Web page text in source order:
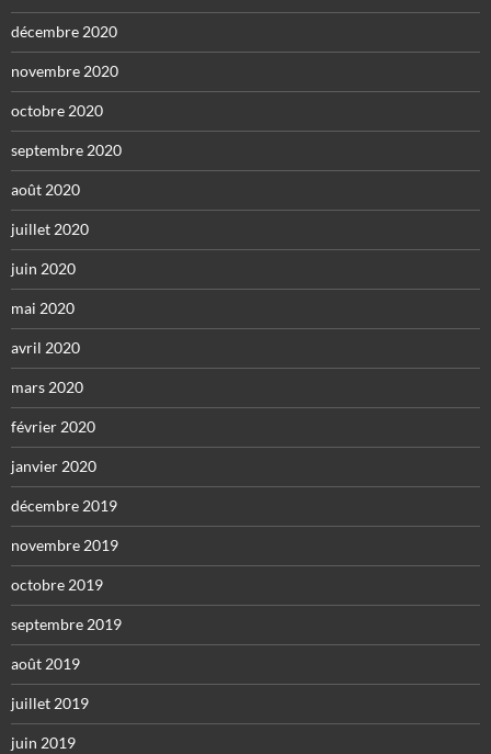
décembre 2020
novembre 2020
octobre 2020
septembre 2020
août 2020
juillet 2020
juin 2020
mai 2020
avril 2020
mars 2020
février 2020
janvier 2020
décembre 2019
novembre 2019
octobre 2019
septembre 2019
août 2019
juillet 2019
juin 2019